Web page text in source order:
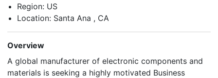
Region: US
Location: Santa Ana , CA
Overview
A global manufacturer of electronic components and
materials is seeking a highly motivated Business